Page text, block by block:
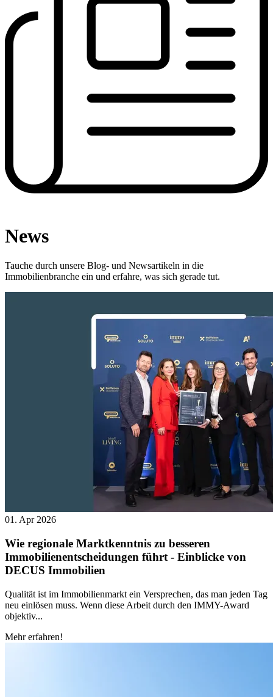
News
Tauche durch unsere Blog- und Newsartikeln in die
Immobilienbranche ein und erfahre, was sich gerade tut.
01. Apr 2026
Wie regionale Marktkenntnis zu besseren
Immobilienentscheidungen führt - Einblicke von
DECUS Immobilien
Qualität ist im Immobilienmarkt ein Versprechen, das man jeden Tag
neu einlösen muss. Wenn diese Arbeit durch den IMMY-Award
objektiv...
Mehr erfahren!